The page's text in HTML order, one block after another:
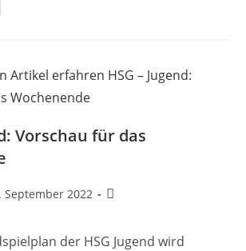
Vorschau für das
September 2022
der HSG Jugend wird